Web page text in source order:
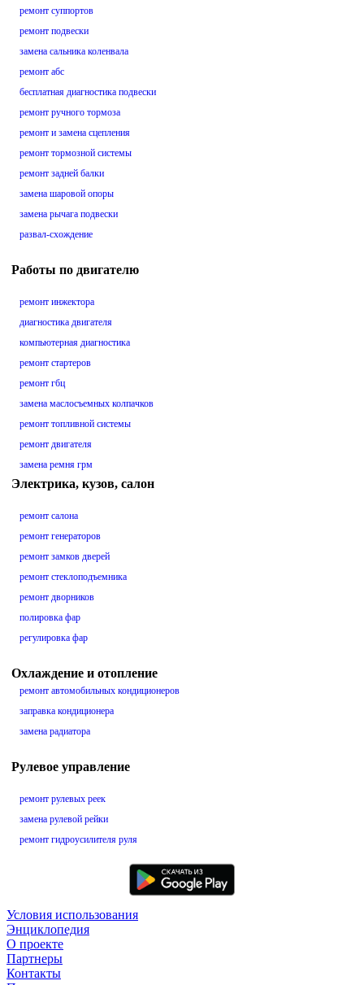
ремонт суппортов
ремонт подвески
замена сальника коленвала
ремонт абс
бесплатная диагностика подвески
ремонт ручного тормоза
ремонт и замена сцепления
ремонт тормозной системы
ремонт задней балки
замена шаровой опоры
замена рычага подвески
развал-схождение
Работы по двигателю
ремонт инжектора
диагностика двигателя
компьютерная диагностика
ремонт стартеров
ремонт гбц
замена маслосъемных колпачков
ремонт топливной системы
ремонт двигателя
замена ремня грм
Электрика, кузов, салон
ремонт салона
ремонт генераторов
ремонт замков дверей
ремонт стеклоподъемника
ремонт дворников
полировка фар
регулировка фар
Охлаждение и отопление
ремонт автомобильных кондиционеров
заправка кондиционера
замена радиатора
Рулевое управление
ремонт рулевых реек
замена рулевой рейки
ремонт гидроусилителя руля
Условия использования
Энциклопедия
О проекте
Партнеры
Контакты